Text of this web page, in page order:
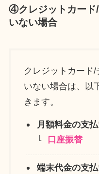
④クレジットカード
いない場合
クレジットカード
いない場合は、以
きます。
月額料金の支
口座振替
端末代金の支